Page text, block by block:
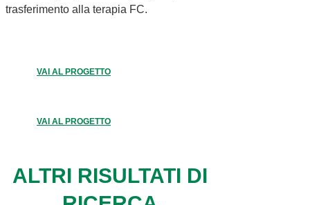
trasferimento alla terapia FC.
VAI AL PROGETTO
VAI AL PROGETTO
ALTRI RISULTATI DI